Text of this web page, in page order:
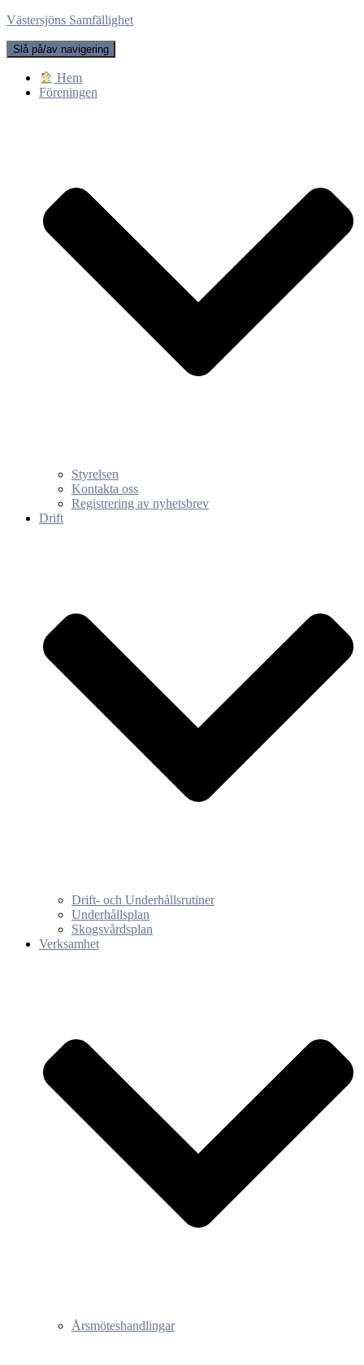
Västersjöns Samfällighet
Slå på/av navigering
Hem
Föreningen
Styrelsen
Kontakta oss
Registrering av nyhetsbrev
Drift
Drift- och Underhållsrutiner
Underhållsplan
Skogsvårdsplan
Verksamhet
Årsmöteshandlingar